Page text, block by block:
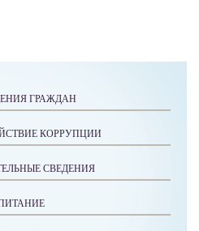
ГРАЖДАН
КОРРУПЦИИ
СВЕДЕНИЯ